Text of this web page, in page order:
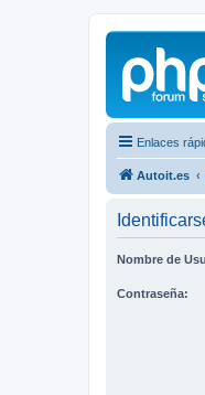
Enlaces
Autoit.es
Nombre de
Contraseña: